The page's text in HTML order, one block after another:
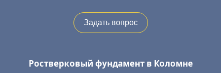
Задать вопрос
Ростверковый фундамент в Коломне